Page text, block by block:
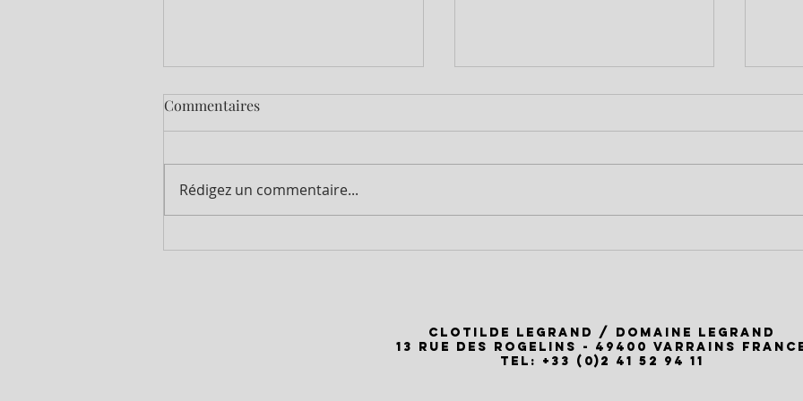
Commentaires
Rédigez un commentaire...
Clotilde Legrand / Domaine Legrand
13 rue des Rogelins - 49400 Varrains
Tel: +33 (0)2 41 52 94 11